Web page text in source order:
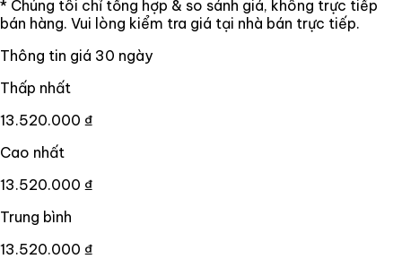
* Chúng tôi chỉ tổng hợp & so sánh giá, không trực tiếp
bán hàng. Vui lòng kiểm tra giá tại nhà bán trực tiếp.
Thông tin giá 30 ngày
Thấp nhất
13.520.000 ₫
Cao nhất
13.520.000 ₫
Trung bình
13.520.000 ₫